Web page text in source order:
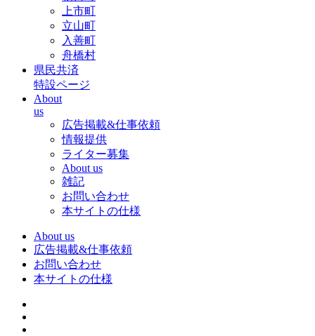
上市町
立山町
入善町
舟橋村
県民共済
特設ページ
About
us
広告掲載&仕事依頼
情報提供
ライター募集
About us
雑記
お問い合わせ
本サイトの仕様
About us
広告掲載&仕事依頼
お問い合わせ
本サイトの仕様